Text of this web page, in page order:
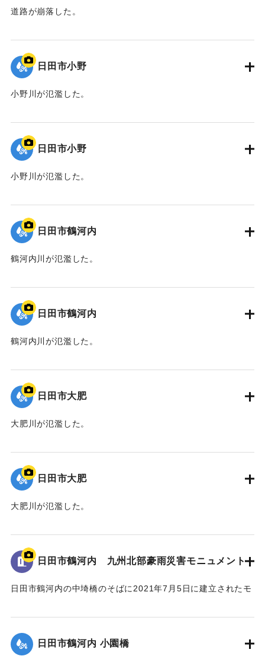
道路が崩落した。
｜固有コード:01203031
日田市小野
小野川が氾濫した。
｜固有コード:01203030
日田市小野
小野川が氾濫した。
｜固有コード:01203029
日田市鶴河内
鶴河内川が氾濫した。
｜固有コード:01203028
日田市鶴河内
鶴河内川が氾濫した。
｜固有コード:01203027
日田市大肥
大肥川が氾濫した。
｜固有コード:01203026
日田市大肥
大肥川が氾濫した。
｜固有コード:01203025
日田市鶴河内 九州北部豪雨災害モニュメント
日田市鶴河内の中埼橋のそばに2021年7月5日に建立されたモ
中埼橋の親柱2本を活用したもので、町内の被災状況を刻んだ
銘板が埋め込まれている。
右側面には浸水深と思われる赤い線が刻まれている。
日田市鶴河内 小園橋